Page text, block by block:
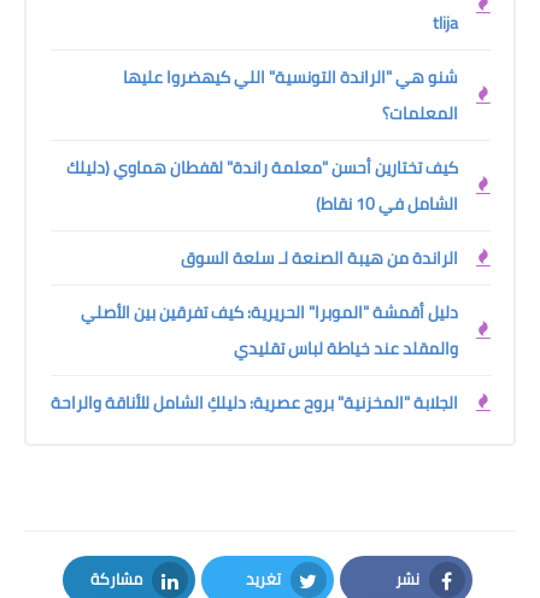
tlija
شنو هي "الراندة التونسية" اللي كيهضروا عليها
المعلمات؟
كيف تختارين أحسن "معلمة راندة" لقفطان هماوي (دليلك
الشامل في 10 نقاط)
الراندة من هيبة الصنعة لـ سلعة السوق
دليل أقمشة "الموبرا" الحريرية: كيف تفرقين بين الأصلي
والمقلد عند خياطة لباس تقليدي
الجلابة "المخزنية" بروح عصرية: دليلكِ الشامل للأناقة والراحة
نشر تغريد مشاركة